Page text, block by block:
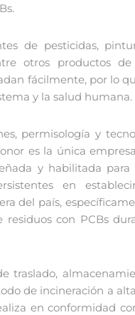
de pesticidas,
otros productos
fácilmente, por lo
y la salud humana.
permisología y
es la única
y habilitada para
en
del país,
con PCBs
traslado,
de incineración a
en conformidad